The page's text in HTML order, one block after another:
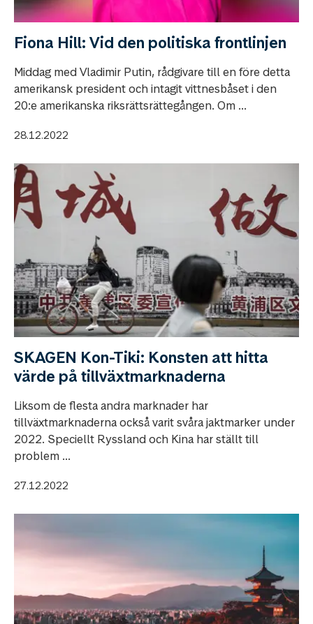
Fiona Hill: Vid den politiska frontlinjen
Middag med Vladimir Putin, rådgivare till en före detta
amerikansk president och intagit vittnesbåset i den
20:e amerikanska riksrättsrättegången. Om ...
28.12.2022
SKAGEN Kon-Tiki: Konsten att hitta
värde på tillväxtmarknaderna
Liksom de flesta andra marknader har
tillväxtmarknaderna också varit svåra jaktmarker under
2022. Speciellt Ryssland och Kina har ställt till
problem ...
27.12.2022